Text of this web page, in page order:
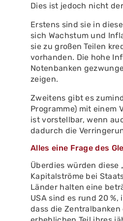
Dies ist jedoch nicht
Erstens sind sie in
sich Wachstum und
sie zu großen Teilen
vorhanden. Die hohe
Notenbanken
zeigen.
Zweitens gibt es
Programme) mit einem
ist vorstellbar, wenn
dadurch die
Alles eine Frage des
Überdies würden diese
Kapitalströme bei
Länder halten eine
USA sind es rund 20
dass die